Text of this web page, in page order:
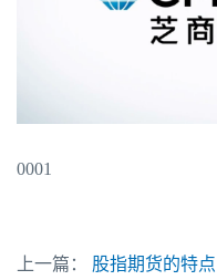
0001
上一篇：
股指期货的特